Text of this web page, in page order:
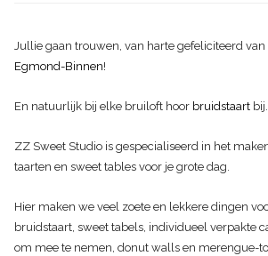
Jullie gaan trouwen, van harte gefeliciteerd
Egmond-Binnen!
En natuurlijk bij elke bruiloft hoor bruidstaart bij.
ZZ Sweet Studio is gespecialiseerd in het
taarten en sweet tables voor je grote dag.
Hier maken we veel zoete en lekkere dingen
bruidstaart, sweet tabels, individueel verpakte
om mee te nemen, donut walls en merengue-